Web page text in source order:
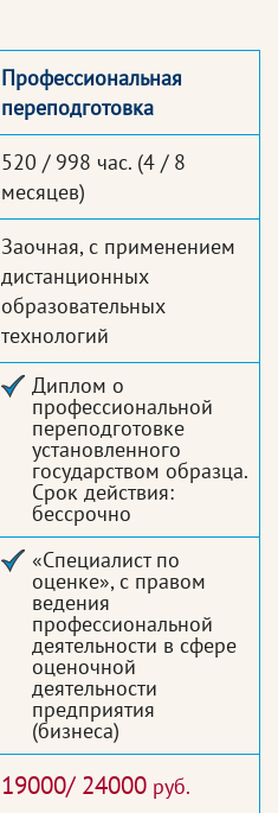
Профессиональная
переподготовка
520 / 998 час. (4 / 8
месяцев)
Заочная, с применением
дистанционных
образовательных
технологий
Диплом о
профессиональной
переподготовке
установленного
государством образца.
Срок действия:
бессрочно
«Специалист по
оценке», с правом
ведения
профессиональной
деятельности в сфере
оценочной
деятельности
предприятия
(бизнеса)
19000/ 24000 руб.